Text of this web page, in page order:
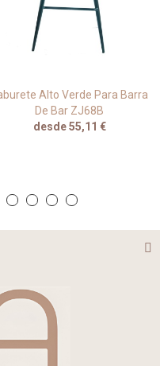
Alto Verde Para Barra
De Bar ZJ68B
desde 55,11 €